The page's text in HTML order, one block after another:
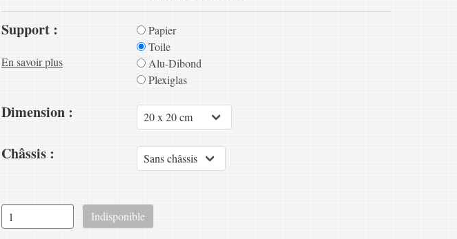
Support :
En savoir plus
Papier
Toile
Alu-Dibond
Plexiglas
Dimension :
Châssis :